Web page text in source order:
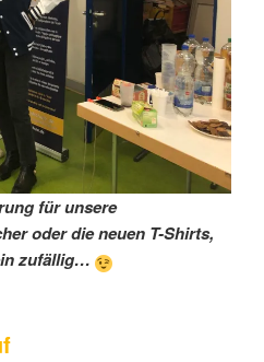
für unsere
oder die neuen T-Shirts,
zufällig…